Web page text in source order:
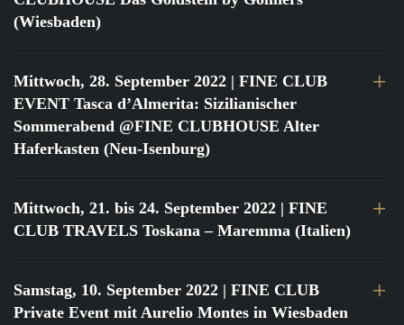
(Wiesbaden)
Mittwoch, 28. September 2022 | FINE CLUB
EVENT Tasca d’Almerita: Sizilianischer
Sommerabend @FINE CLUBHOUSE Alter
Haferkasten (Neu-Isenburg)
Mittwoch, 21. bis 24. September 2022 | FINE
CLUB TRAVELS Toskana – Maremma (Italien)
Samstag, 10. September 2022 | FINE CLUB
Private Event mit Aurelio Montes in Wiesbaden